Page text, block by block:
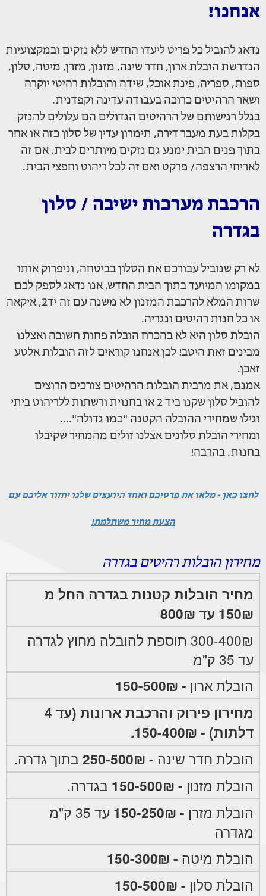
אנחנו!
נדאג להוביל כל פריט ליעדו החדש ללא נזקים ובמקצועיות
הנדרשת הובלת ארון, חדר שינה, מזנון, מזרן, מיטה, סלון,
ספות, ספריה, פינת אוכל, שידה והובלות רהיטי יוקרה
ושאר הרהיטים כרוכה בעבודה עדינה וקפדנית.
בגלל רגישותם של הרהיטים הגדולים הם עלולים להנזק
בקלות בעת מעבר דירה, תימרון עדין של סלון כזה או אחר
בתוך פנים הבית ימנע גם נזקים מיותרים לבית. אם זה
לאריחי הרצפה/ פרקט ואם זה לכל ריהוט וחפצי הבית.
הרכבת מערכות ישיבה / סלון
בגדרה
לא רק שנוביל עבורכם את הסלון בביטחה, וניפרוק אותו
במקומו המיועד בתוך הבית החדש. אנו נדאג לספק לכם
שרות המלא להרכבת המזנון לא משנה עם זה יד2, איקאה
או כל חנות רהיטים ונגריה.
הובלת סלון היא לא בהכרח הובלה פחות חשובה ואצלנו
מבינים זאת היטב! לכן אנחנו קוראים לזה הובלות אלטע
זאכן.
אמנם, את מרבית הובלות הרהיטים צורכים הרוצים
להוביל סלון שקנו ביד 2 או בחנוית ורשתות ללריהוט ביתי
וגילו שמחירי ההובלה הקטנה "כמו גדולה"....
ומחירי הובלת סלונים אצלנו זולים מהמחיר שקיבלו
בחנות. בהרבה!
לחצו כאן - מלאו את פרטיכם ואחד היועצים שלנו יחזור אליכם עם
הצעת מחיר משתלמת!
מחירון הובלות רהיטים בגדרה
מחיר הובלות קטנות בגדרה החל מ
150₪ עד 800₪
300-400₪ תוספת להובלה מחוץ לגדרה
עד 35 ק"מ
הובלת ארון - 150-500₪
מחירון פירוק והרכבת ארונות (עד 4
דלתות) - 150-400₪.
הובלת חדר שינה - 250-500₪
בתוך גדרה.
הובלת מזנון - 150-500₪
בגדרה.
הובלת מזרן - 150-250₪
עד 35 ק"מ
מגדרה
הובלת מיטה - 150-300₪
הובלת סלון - 150-500₪